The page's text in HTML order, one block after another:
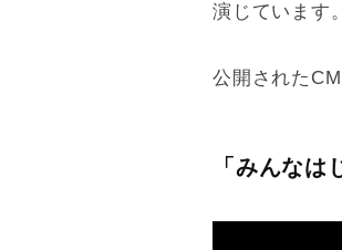
演じています。
公開された
「みんなは